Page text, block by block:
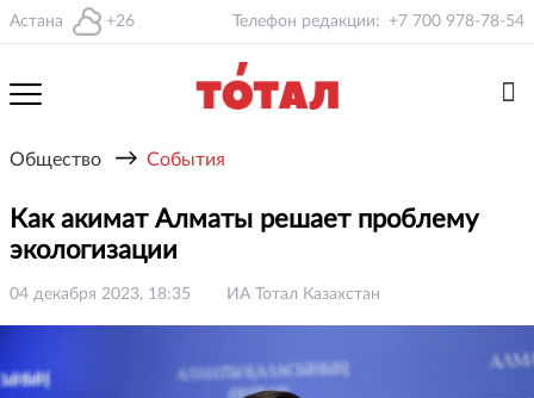
Астана +26 Телефон редакции: +7 700 978-78-54
Общество → События
Как акимат Алматы решает проблему
экологизации
04 декабря 2023, 18:35 ИА Тотал Казахстан